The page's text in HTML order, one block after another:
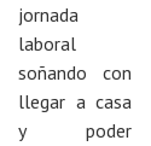
jornada
laboral
soñando con
llegar a casa
y poder